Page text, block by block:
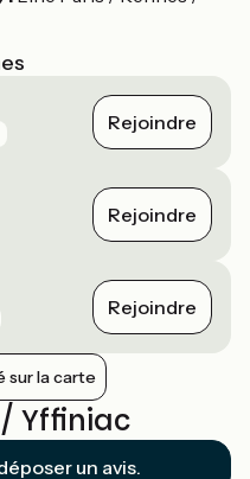
Rejoindre
Rejoindre
Rejoindre
sur la carte
/ Yffiniac
un avis.